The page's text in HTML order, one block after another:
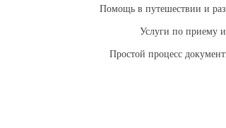
Помощь в путешествии и
Услуги по приему
Простой процесс